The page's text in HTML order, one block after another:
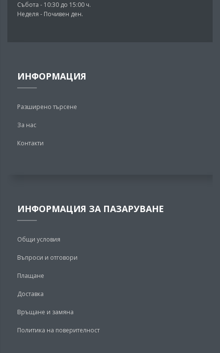
Събота - 10:30 до 15:00 ч.
Неделя - Почивен ден.
ИНФОРМАЦИЯ
Разширено търсене
За нас
Контакти
ИНФОРМАЦИЯ ЗА ПАЗАРУВАНЕ
Общи условия
Въпроси и отговори
Плащане
Доставка
Връщане и замяна
Политика на поверителност